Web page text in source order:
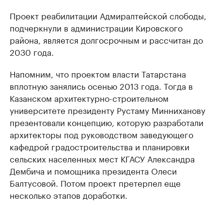
Проект реабилитации Адмиралтейской слободы,
подчеркнули в администрации Кировского
района, является долгосрочным и рассчитан до
2030 года.
Напомним, что проектом власти Татарстана
вплотную занялись осенью 2013 года. Тогда в
Казанском архитектурно-строительном
университете президенту Рустаму Минниханову
презентовали концепцию, которую разработали
архитекторы под руководством заведующего
кафедрой градостроительства и планировки
сельских населенных мест КГАСУ Александра
Дембича и помощника президента Олеси
Балтусовой. Потом проект претерпел еще
несколько этапов доработки.